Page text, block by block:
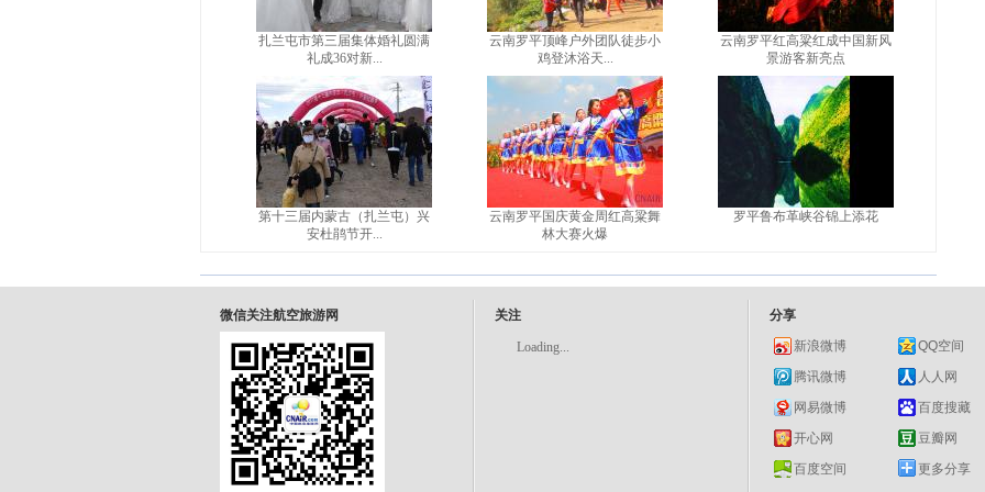
扎兰屯市第三届集体婚礼圆满
礼成36对新...
第十三届内蒙古（扎兰屯）兴
安杜鹃节开...
云南罗平顶峰户外团队徒步小
鸡登沐浴天...
云南罗平国庆黄金周红高粱舞
林大赛火爆
云南罗平红高粱红成中国新风
景游客新亮点
罗平鲁布革峡谷锦上添花
微信关注航空旅游网 关注
Loading...
分享
新浪微博
QQ空间
腾讯微博
人人网
网易微博
百度搜藏
开心网
豆瓣网
百度空间
更多分享